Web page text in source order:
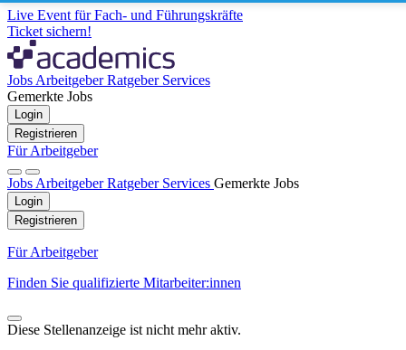
Live Event für Fach- und Führungskräfte
Ticket sichern!
Jobs ArbeitgeberRatgeber Services
Gemerkte Jobs
Login
Registrieren
Für Arbeitgeber
Jobs ArbeitgeberRatgeber Services Gemerkte Jobs
Login
Registrieren
Für Arbeitgeber
Finden Sie qualifizierte Mitarbeiter:innen
Diese Stellenanzeige ist nicht mehr aktiv.